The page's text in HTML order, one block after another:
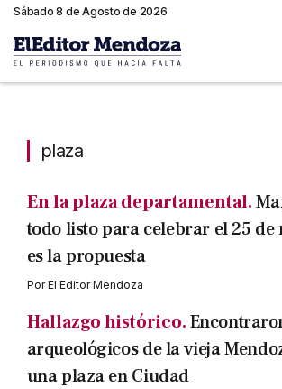
Sábado 8 de Agosto de 2026
plaza
En la plaza departamental.
todo listo para celebrar el 25 de
es la propuesta
PorEl Editor Mendoza
Hallazgo histórico.
arqueológicos de la vieja
una plaza en Ciudad